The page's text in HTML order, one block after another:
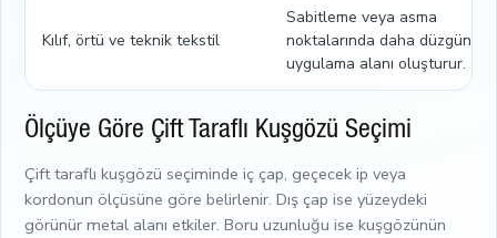
Kılıf, örtü ve teknik tekstil
Sabitleme veya asma
noktalarında daha düzgün bir
uygulama alanı oluşturur.
Ölçüye Göre Çift Taraflı Kuşgözü Seçimi
Çift taraflı kuşgözü seçiminde iç çap, geçecek ip veya
kordonun ölçüsüne göre belirlenir. Dış çap ise yüzeydeki
görünür metal alanı etkiler. Boru uzunluğu ise kuşgözünün